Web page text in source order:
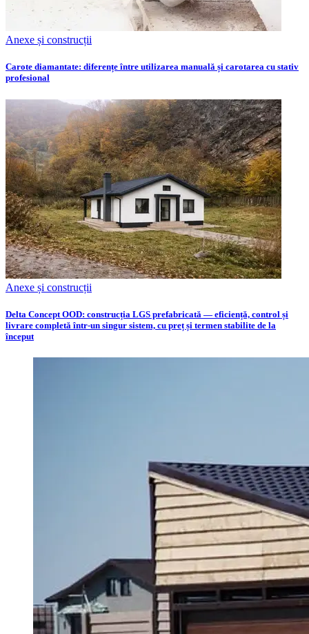
Anexe și construcții
Carote diamantate: diferențe între utilizarea manuală și carotarea cu stativ
profesional
Anexe și construcții
Delta Concept OOD: construcția LGS prefabricată — eficiență, control și
livrare completă într-un singur sistem, cu preț și termen stabilite de la
început